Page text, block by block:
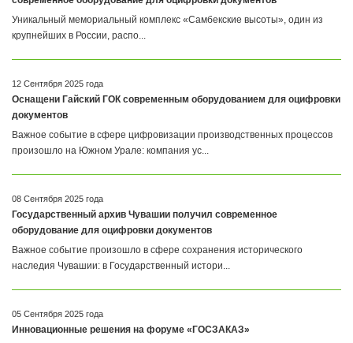
Уникальный мемориальный комплекс «Самбекские высоты», один из
крупнейших в России, распо...
12 Сентября 2025 года
Оснащени Гайский ГОК современным оборудованием для оцифровки
документов
Важное событие в сфере цифровизации производственных процессов
произошло на Южном Урале: компания ус...
08 Сентября 2025 года
Государственный архив Чувашии получил современное
оборудование для оцифровки документов
Важное событие произошло в сфере сохранения исторического
наследия Чувашии: в Государственный истори...
05 Сентября 2025 года
Инновационные решения на форуме «ГОСЗАКАЗ»